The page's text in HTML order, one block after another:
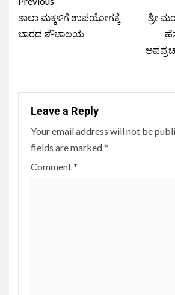
ಶಾಲಾ ಮಕ್ಕಳಿಗೆ ಉಪಯೋಗಕ್ಕೆ
ಬಾರದ ಶೌಚಾಲಯ
ಶ್ರೀ
Leave a Reply
Your email address will not be
fields are marked*
Comment*